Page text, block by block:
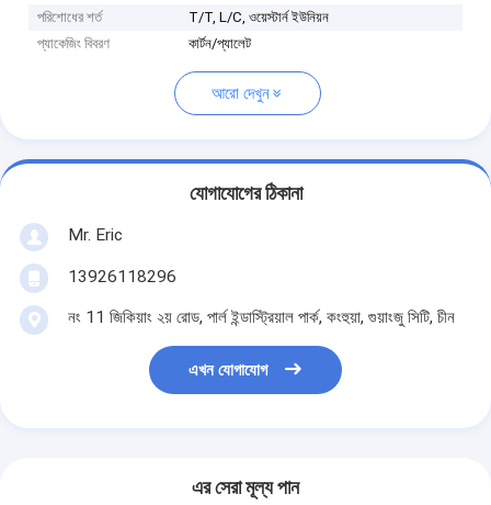
পরিশোধের শর্ত
T/T, L/C, ওয়েস্টার্ন ইউনিয়ন
প্যাকেজিং বিবরণ
কার্টন/প্যালেট
আরো দেখুন
যোগাযোগের ঠিকানা
Mr. Eric
13926118296
নং 11 জিকিয়াং ২য় রোড, পার্ল ইন্ডাস্ট্রিয়াল পার্ক, কংহুয়া, গুয়াংজু সিটি, চীন
এখন যোগাযোগ
এর সেরা মূল্য পান